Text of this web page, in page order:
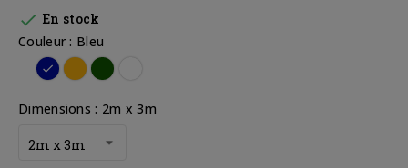
 En stock
Couleur : Bleu
BleuOrangeVert
Dimensions : 2m x 3m